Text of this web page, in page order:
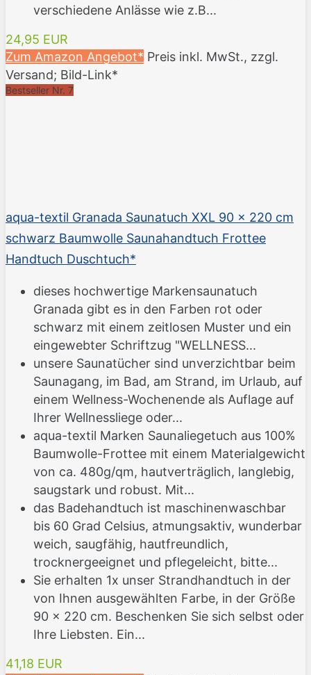
verschiedene Anlässe wie z.B...
24,95 EUR
Zum Amazon Angebot* Preis inkl. MwSt., zzgl.
Versand; Bild-Link*
Bestseller Nr. 7
aqua-textil Granada Saunatuch XXL 90 x 220 cm
schwarz Baumwolle Saunahandtuch Frottee
Handtuch Duschtuch*
dieses hochwertige Markensaunatuch
Granada gibt es in den Farben rot oder
schwarz mit einem zeitlosen Muster und ein
eingewebter Schriftzug "WELLNESS...
unsere Saunatücher sind unverzichtbar beim
Saunagang, im Bad, am Strand, im Urlaub, auf
einem Wellness-Wochenende als Auflage auf
Ihrer Wellnessliege oder...
aqua-textil Marken Saunaliegetuch aus 100%
Baumwolle-Frottee mit einem Materialgewicht
von ca. 480g/qm, hautverträglich, langlebig,
saugstark und robust. Mit...
das Badehandtuch ist maschinenwaschbar
bis 60 Grad Celsius, atmungsaktiv, wunderbar
weich, saugfähig, hautfreundlich,
trocknergeeignet und pflegeleicht, bitte...
Sie erhalten 1x unser Strandhandtuch in der
von Ihnen ausgewählten Farbe, in der Größe
90 x 220 cm. Beschenken Sie sich selbst oder
Ihre Liebsten. Ein...
41,18 EUR